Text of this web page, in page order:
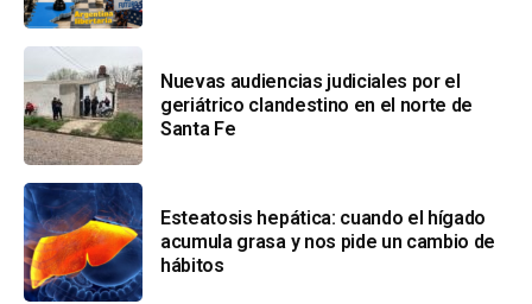
Nuevas audiencias judiciales por el
geriátrico clandestino en el norte de
Santa Fe
Esteatosis hepática: cuando el hígado
acumula grasa y nos pide un cambio de
hábitos